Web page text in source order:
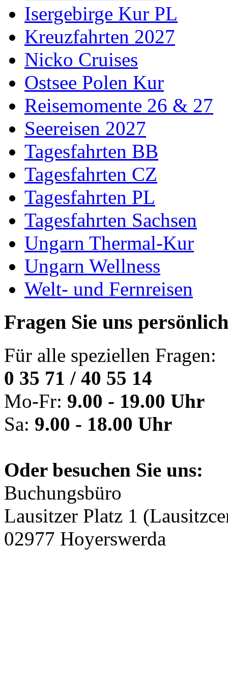
Isergebirge Kur PL
Kreuzfahrten 2027
Nicko Cruises
Ostsee Polen Kur
Reisemomente 26 & 27
Seereisen 2027
Tagesfahrten BB
Tagesfahrten CZ
Tagesfahrten PL
Tagesfahrten Sachsen
Ungarn Thermal-Kur
Ungarn Wellness
Welt- und Fernreisen
Fragen Sie uns persönlich
Für alle speziellen Fragen:
0 35 71 / 40 55 14
Mo-Fr: 9.00 - 19.00 Uhr
Sa: 9.00 - 18.00 Uhr
Oder besuchen Sie uns:
Buchungsbüro
Lausitzer Platz 1
02977 Hoyerswerda